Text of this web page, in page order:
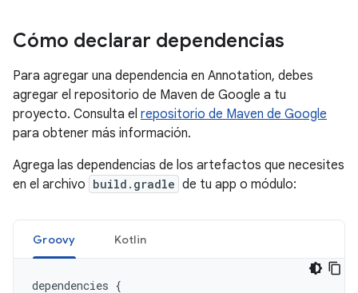
Cómo declarar dependencias
Para agregar una dependencia en Annotation, debes
agregar el repositorio de Maven de Google a tu
proyecto. Consulta el repositorio de Maven de Google
para obtener más información.
Agrega las dependencias de los artefactos que necesites
en el archivo build.gradle de tu app o módulo:
Groovy Kotlin
dependencies {